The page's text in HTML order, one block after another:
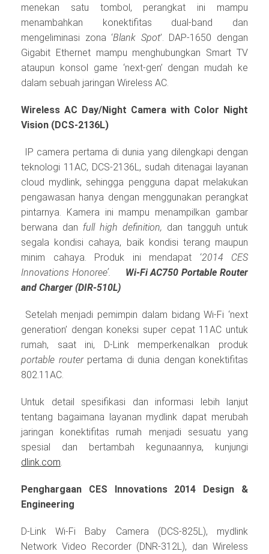
menekan satu tombol, perangkat ini mampu
menambahkan konektifitas dual-band dan
mengeliminasi zona ‘Blank Spot’. DAP-1650 dengan
Gigabit Ethernet mampu menghubungkan Smart TV
ataupun konsol game ‘next-gen’ dengan mudah ke
dalam sebuah jaringan Wireless AC.
Wireless AC Day/Night Camera with Color Night
Vision (DCS-2136L)
IP camera pertama di dunia yang dilengkapi dengan
teknologi 11AC, DCS-2136L, sudah ditenagai layanan
cloud mydlink, sehingga pengguna dapat melakukan
pengawasan hanya dengan menggunakan perangkat
pintarnya. Kamera ini mampu menampilkan gambar
berwana dan full high definition, dan tangguh untuk
segala kondisi cahaya, baik kondisi terang maupun
minim cahaya. Produk ini mendapat ‘2014 CES
Innovations Honoree’. Wi-Fi AC750 Portable Router
and Charger (DIR-510L)
Setelah menjadi pemimpin dalam bidang Wi-Fi ‘next
generation’ dengan koneksi super cepat 11AC untuk
rumah, saat ini, D-Link memperkenalkan produk
portable routerpertama di dunia dengan konektifitas
802.11AC.
Untuk detail spesifikasi dan informasi lebih lanjut
tentang bagaimana layanan mydlink dapat merubah
jaringan konektifitas rumah menjadi sesuatu yang
spesial dan bertambah kegunaannya, kunjungi
dlink.com.
Penghargaan CES Innovations 2014 Design &
Engineering
D-Link Wi-Fi Baby Camera (DCS-825L), mydlink
Network Video Recorder (DNR-312L), dan Wireless